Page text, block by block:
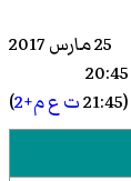
25 مارس 2017
20:45
(21:45
ت ع م+2 )